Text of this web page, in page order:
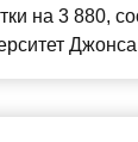
на 3 880,